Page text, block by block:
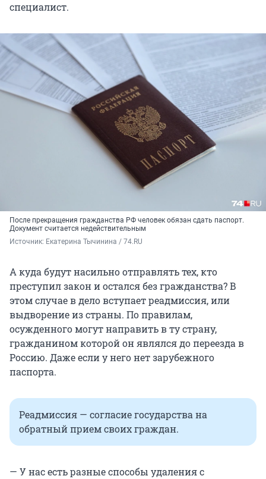
специалист.
После прекращения гражданства РФ человек обязан сдать паспорт.
Документ считается недействительным
Источник: Екатерина Тычинина / 74.RU
А куда будут насильно отправлять тех, кто
преступил закон и остался без гражданства? В
этом случае в дело вступает реадмиссия, или
выдворение из страны. По правилам,
осужденного могут направить в ту страну,
гражданином которой он являлся до переезда в
Россию. Даже если у него нет зарубежного
паспорта.
Реадмиссия — согласие государства на
обратный прием своих граждан.
— У нас есть разные способы удаления с